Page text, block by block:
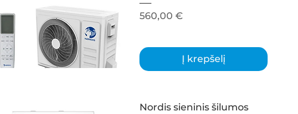
Kaina
560,00 €
Į krepšelį
Nordis sieninis šilumos